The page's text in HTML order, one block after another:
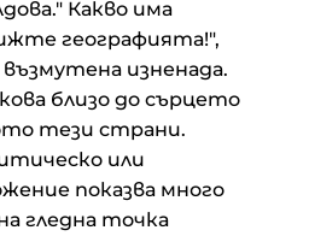
Какво има
географията!",
изненада.
близо до сърцето
тези страни.
или
показва много
гледна точка